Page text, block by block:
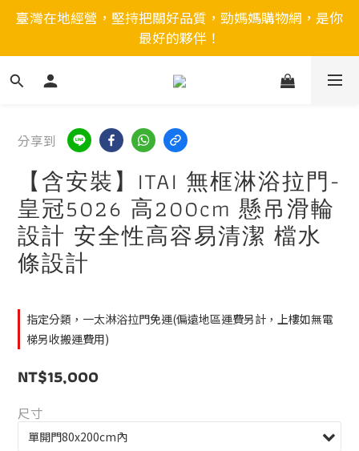
臺灣在地經營，堅持把關好品質，勁媽媽購物網，是你
最好的夥伴！
分享到
【含安裝】ITAI 無框淋浴拉門-
皇冠5026 高200cm 懸吊滑輪
設計 安全性高容易清潔 檔水
條設計
指定分類，一太淋浴拉門免運(偏遠地區運費另計，上樓如無電
梯另收搬運費用)
NT$15,000
尺寸